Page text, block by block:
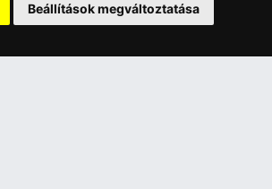
Beállítások megváltoztatása